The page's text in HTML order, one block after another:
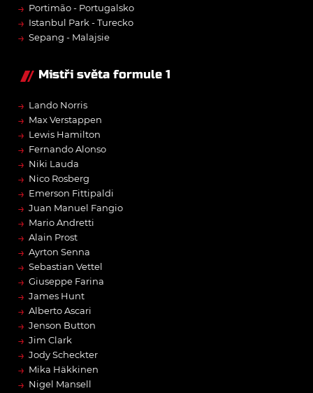
→ Portimão - Portugalsko
→ Istanbul Park - Turecko
→ Sepang - Malajsie
Mistři světa formule 1
→ Lando Norris
→ Max Verstappen
→ Lewis Hamilton
→ Fernando Alonso
→ Niki Lauda
→ Nico Rosberg
→ Emerson Fittipaldi
→ Juan Manuel Fangio
→ Mario Andretti
→ Alain Prost
→ Ayrton Senna
→ Sebastian Vettel
→ Giuseppe Farina
→ James Hunt
→ Alberto Ascari
→ Jenson Button
→ Jim Clark
→ Jody Scheckter
→ Mika Häkkinen
→ Nigel Mansell